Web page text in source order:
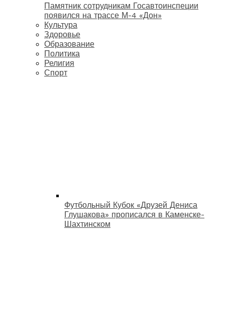
Памятник сотрудникам Госавтоинспеции
появился на трассе М-4 «Дон»
Культура
Здоровье
Образование
Политика
Религия
Спорт
Футбольный Кубок «Друзей Дениса
Глушакова» прописался в Каменске-
Шахтинском